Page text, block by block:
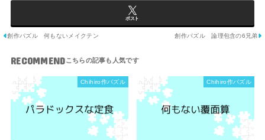
ポスト
創作パズル 何もないメイクテン 創作パズル 論理包含の6兄弟
RECOMMEND
Chihiro作パズル Chihiro作パズル